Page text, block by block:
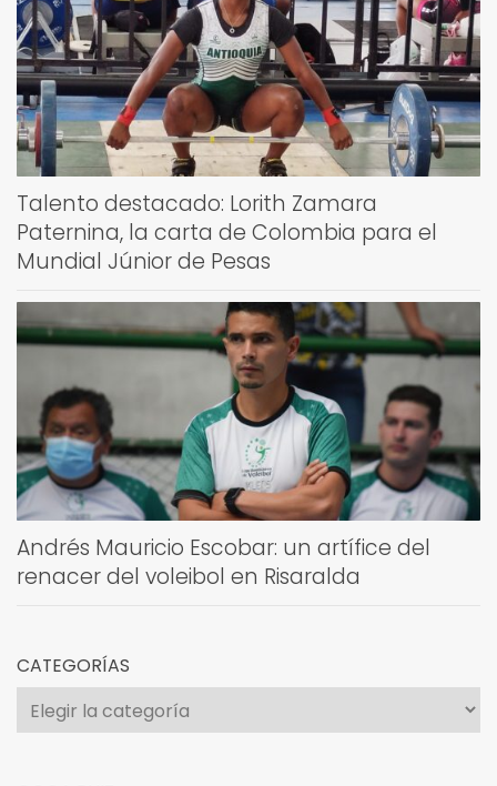
Talento destacado: Lorith Zamara
Paternina, la carta de Colombia para el
Mundial Júnior de Pesas
Andrés Mauricio Escobar: un artífice del
renacer del voleibol en Risaralda
CATEGORÍAS
Categorías